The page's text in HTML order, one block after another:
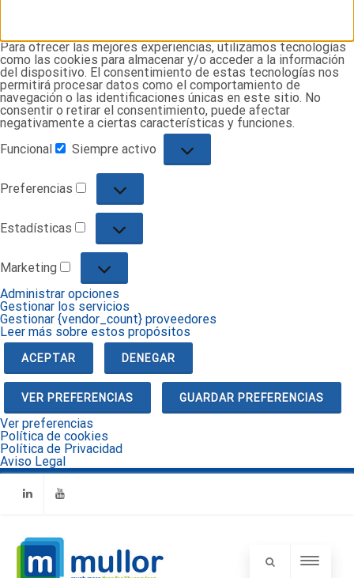
Para ofrecer las mejores experiencias, utilizamos tecnologías
como las cookies para almacenar y/o acceder a la información
del dispositivo. El consentimiento de estas tecnologías nos
permitirá procesar datos como el comportamiento de
navegación o las identificaciones únicas en este sitio. No
consentir o retirar el consentimiento, puede afectar
negativamente a ciertas características y funciones.
Funcional
Funcional
Siempre activo
Preferencias
Preferencias
Estadísticas
Estadísticas
Marketing
Marketing
Administrar opciones
Gestionar los servicios
Gestionar {vendor_count} proveedores
Leer más sobre estos propósitos
ACEPTAR DENEGAR
VER PREFERENCIAS GUARDAR PREFERENCIAS
Ver preferencias
Política de cookies
Política de Privacidad
Aviso Legal
LinkedinYoutube